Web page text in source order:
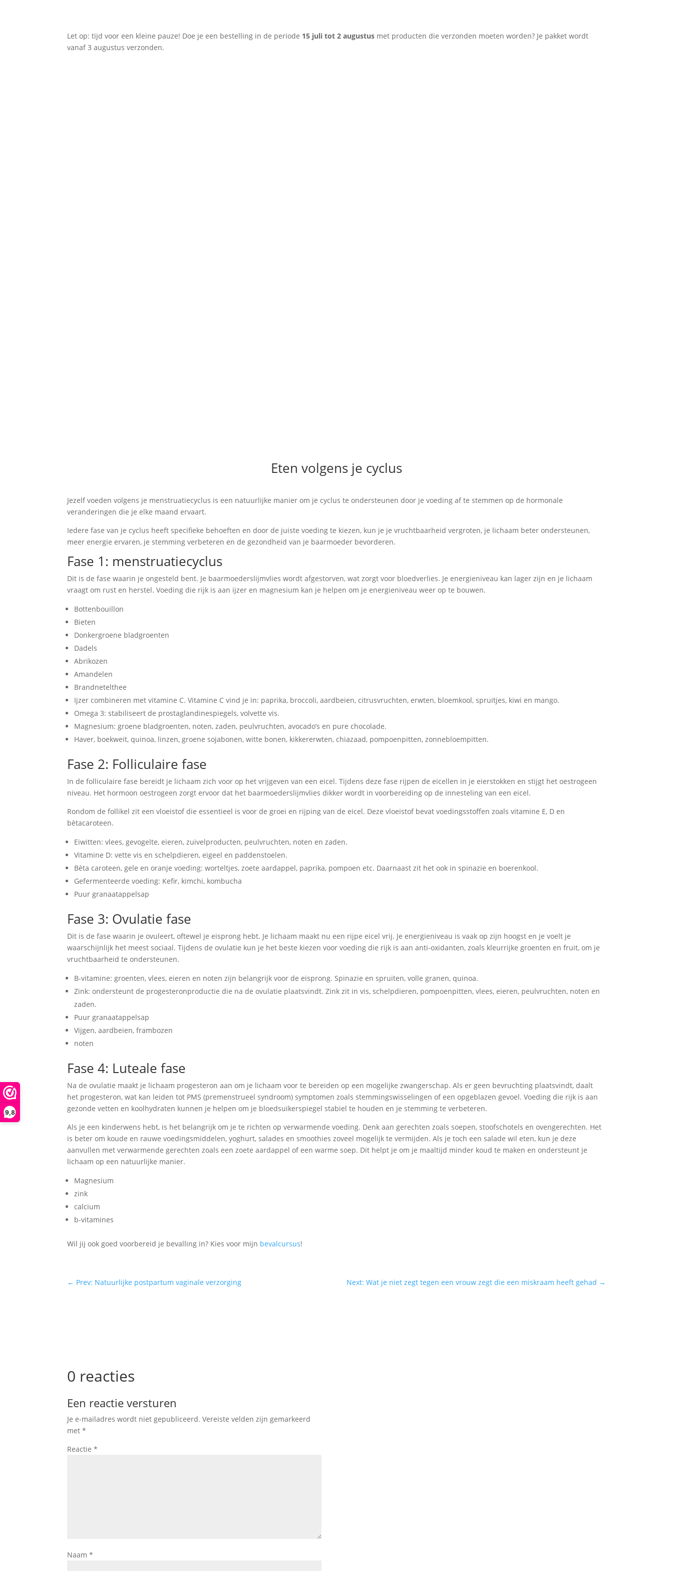
9,8
Let op: tijd voor een kleine pauze! Doe je een bestelling in de periode 15 juli tot 2 augustus met producten die verzonden moeten worden? Je pakket wordt
vanaf 3 augustus verzonden.
Eten volgens je cyclus
Jezelf voeden volgens je menstruatiecyclus is een natuurlijke manier om je cyclus te ondersteunen door je voeding af te stemmen op de hormonale
veranderingen die je elke maand ervaart.
Iedere fase van je cyclus heeft specifieke behoeften en door de juiste voeding te kiezen, kun je je vruchtbaarheid vergroten, je lichaam beter ondersteunen,
meer energie ervaren, je stemming verbeteren en de gezondheid van je baarmoeder bevorderen.
Fase 1: menstruatiecyclus
Dit is de fase waarin je ongesteld bent. Je baarmoederslijmvlies wordt afgestorven, wat zorgt voor bloedverlies. Je energieniveau kan lager zijn en je lichaam
vraagt om rust en herstel. Voeding die rijk is aan ijzer en magnesium kan je helpen om je energieniveau weer op te bouwen.
Bottenbouillon
Bieten
Donkergroene bladgroenten
Dadels
Abrikozen
Amandelen
Brandnetelthee
Ijzer combineren met vitamine C. Vitamine C vind je in: paprika, broccoli, aardbeien, citrusvruchten, erwten, bloemkool, spruitjes, kiwi en mango.
Omega 3: stabiliseert de prostaglandinespiegels, volvette vis.
Magnesium: groene bladgroenten, noten, zaden, peulvruchten, avocado’s en pure chocolade.
Haver, boekweit, quinoa, linzen, groene sojabonen, witte bonen, kikkererwten, chiazaad, pompoenpitten, zonnebloempitten.
Fase 2: Folliculaire fase
In de folliculaire fase bereidt je lichaam zich voor op het vrijgeven van een eicel. Tijdens deze fase rijpen de eicellen in je eierstokken en stijgt het oestrogeen
niveau. Het hormoon oestrogeen zorgt ervoor dat het baarmoederslijmvlies dikker wordt in voorbereiding op de innesteling van een eicel.
Rondom de follikel zit een vloeistof die essentieel is voor de groei en rijping van de eicel. Deze vloeistof bevat voedingsstoffen zoals vitamine E, D en
bètacaroteen.
Eiwitten: vlees, gevogelte, eieren, zuivelproducten, peulvruchten, noten en zaden.
Vitamine D: vette vis en schelpdieren, eigeel en paddenstoelen.
Bèta caroteen, gele en oranje voeding: worteltjes, zoete aardappel, paprika, pompoen etc. Daarnaast zit het ook in spinazie en boerenkool.
Gefermenteerde voeding: Kefir, kimchi, kombucha
Puur granaatappelsap
Fase 3: Ovulatie fase
Dit is de fase waarin je ovuleert, oftewel je eisprong hebt. Je lichaam maakt nu een rijpe eicel vrij. Je energieniveau is vaak op zijn hoogst en je voelt je
waarschijnlijk het meest sociaal. Tijdens de ovulatie kun je het beste kiezen voor voeding die rijk is aan anti-oxidanten, zoals kleurrijke groenten en fruit, om je
vruchtbaarheid te ondersteunen.
B-vitamine: groenten, vlees, eieren en noten zijn belangrijk voor de eisprong. Spinazie en spruiten, volle granen, quinoa.
Zink: ondersteunt de progesteronproductie die na de ovulatie plaatsvindt. Zink zit in vis, schelpdieren, pompoenpitten, vlees, eieren, peulvruchten, noten en
zaden.
Puur granaatappelsap
Vijgen, aardbeien, frambozen
noten
Fase 4: Luteale fase
Na de ovulatie maakt je lichaam progesteron aan om je lichaam voor te bereiden op een mogelijke zwangerschap. Als er geen bevruchting plaatsvindt, daalt
het progesteron, wat kan leiden tot PMS (premenstrueel syndroom) symptomen zoals stemmingswisselingen of een opgeblazen gevoel. Voeding die rijk is aan
gezonde vetten en koolhydraten kunnen je helpen om je bloedsuikerspiegel stabiel te houden en je stemming te verbeteren.
Als je een kinderwens hebt, is het belangrijk om je te richten op verwarmende voeding. Denk aan gerechten zoals soepen, stoofschotels en ovengerechten. Het
is beter om koude en rauwe voedingsmiddelen, yoghurt, salades en smoothies zoveel mogelijk te vermijden. Als je toch een salade wil eten, kun je deze
aanvullen met verwarmende gerechten zoals een zoete aardappel of een warme soep. Dit helpt je om je maaltijd minder koud te maken en ondersteunt je
lichaam op een natuurlijke manier.
Magnesium
zink
calcium
b-vitamines
Wil jij ook goed voorbereid je bevalling in? Kies voor mijn bevalcursus!
← Prev: Natuurlijke postpartum vaginale verzorging Next: Wat je niet zegt tegen een vrouw zegt die een miskraam heeft gehad →
0 reacties
Een reactie versturen
Je e-mailadres wordt niet gepubliceerd. Vereiste velden zijn gemarkeerd
met*
Reactie*
Naam*